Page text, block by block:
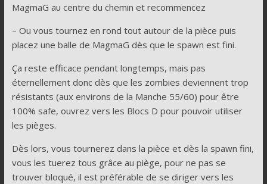
MagmaG au centre du chemin et recommencez
– Ou vous tournez en rond tout autour de la pièce puis
placez une balle de MagmaG dès que le spawn est fini.
Ça reste efficace pendant longtemps, mais pas
éternellement donc dès que les zombies deviennent trop
résistants (aux environs de la Manche 55/60) pour être
100% safe, ouvrez vers les Blocs D pour pouvoir utiliser
les pièges.
Dès lors, vous tournerez dans la pièce et dès la spawn fini,
vous les tuerez tous grâce au piège, pour ne pas se
trouver bloqué, il est préférable de se diriger vers les